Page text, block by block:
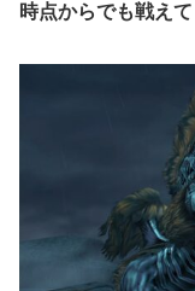
時点からでも戦えて